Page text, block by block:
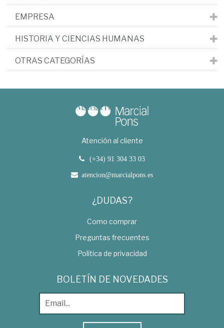
EMPRESA
HISTORIA Y CIENCIAS HUMANAS
OTRAS CATEGORÍAS
Atención al cliente
(+34) 91 304 33 03
atencion@marcialpons.es
¿DUDAS?
Como comprar
Preguntas frecuentes
Política de privacidad
BOLETÍN DE NOVEDADES